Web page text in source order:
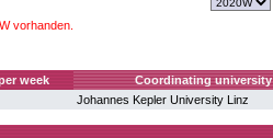
vorhanden.
week
Coordinating university
Johannes Kepler University Linz